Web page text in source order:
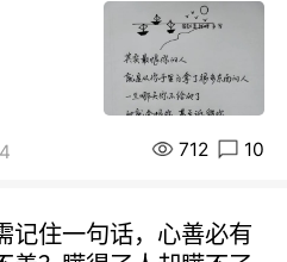
712 10
记住一句话，心善必有